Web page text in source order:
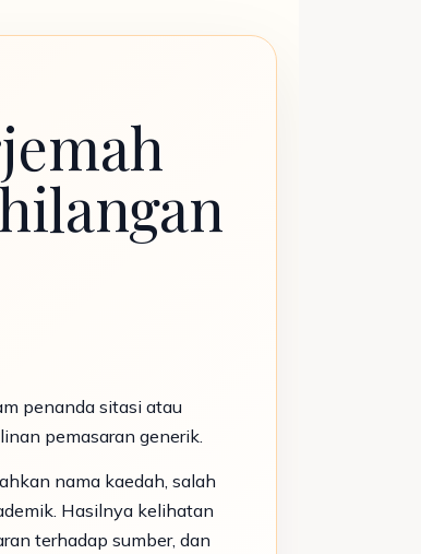
penanda sitasi atau
pemasaran generik.
nama kaedah, salah
Hasilnya kelihatan
terhadap sumber, dan